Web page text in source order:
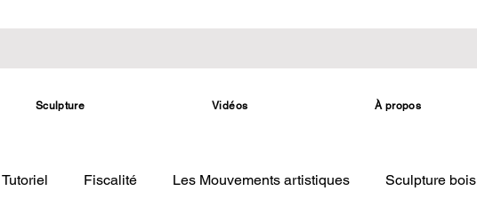
Sculpture Vidéos À propos
Tutoriel Fiscalité Les Mouvements artistiques Sculpture bois